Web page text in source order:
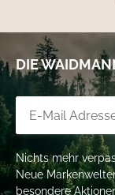
DIE
Nichts mehr
Neue
besondere